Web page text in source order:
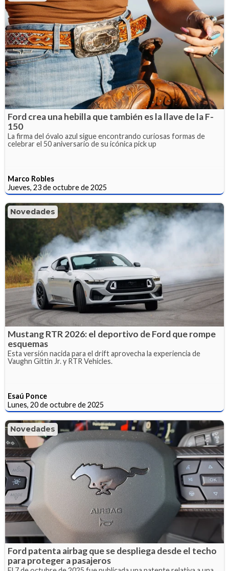
Ford crea una hebilla que también es la llave de la F-
150
La firma del óvalo azul sigue encontrando curiosas formas de
celebrar el 50 aniversario de su icónica pick up
Marco Robles
Jueves, 23 de octubre de 2025
Novedades
Mustang RTR 2026: el deportivo de Ford que rompe
esquemas
Esta versión nacida para el drift aprovecha la experiencia de
Vaughn Gittin Jr. y RTR Vehicles.
Esaú Ponce
Lunes, 20 de octubre de 2025
Novedades
Ford patenta airbag que se despliega desde el techo
para proteger a pasajeros